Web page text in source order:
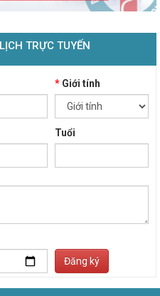
TRỰC TUYẾN
*Giới tính
Tuổi
Đăng ký